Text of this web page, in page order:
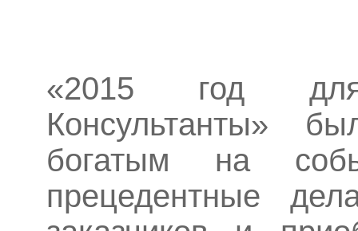
«2015 год
Консультанты»
богатым на
прецедентные